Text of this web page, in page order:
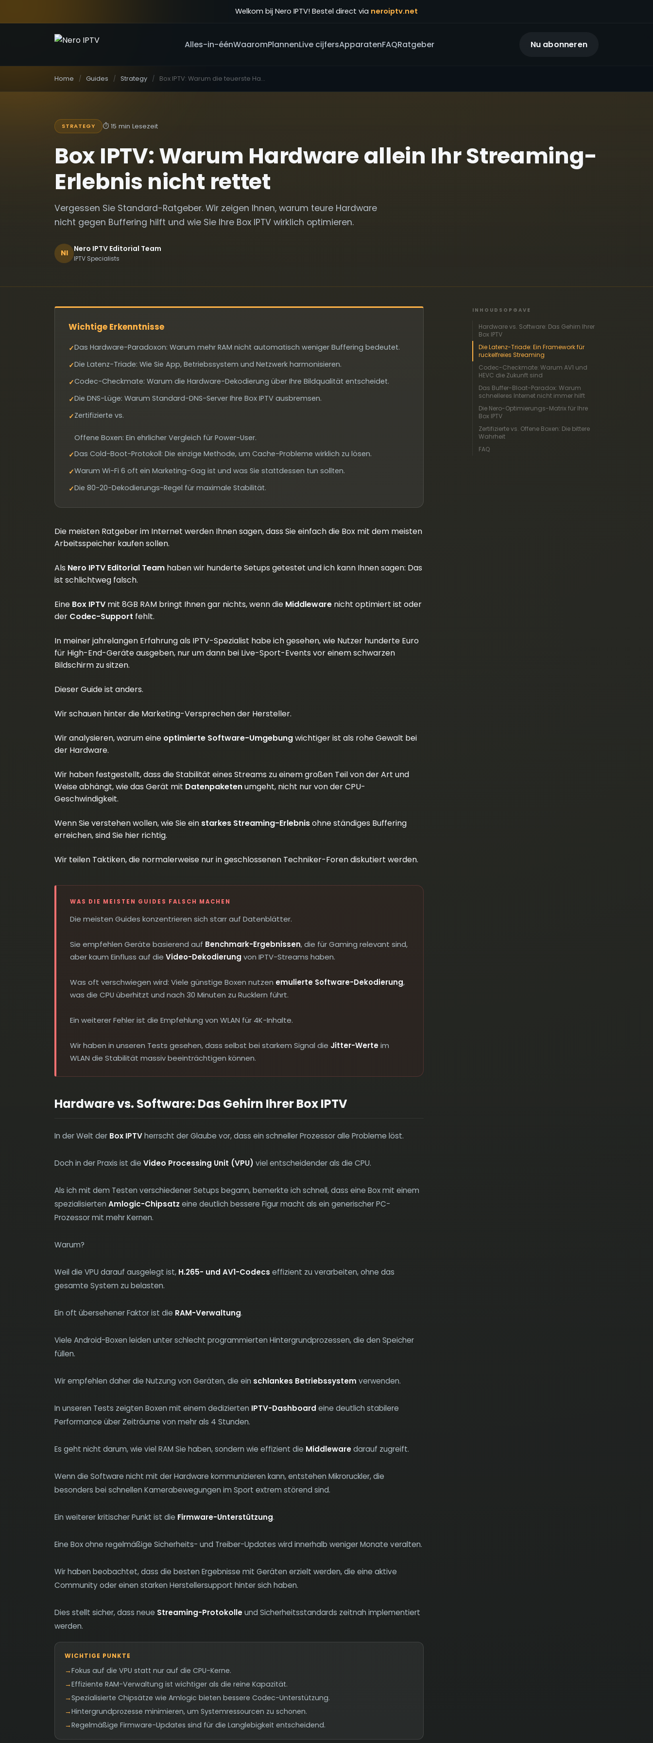
Welkom bij Nero IPTV! Bestel direct via neroiptv.net
Alles-in-éénWaaromPlannenLive cijfersApparatenFAQRatgeber Nu abonneren
Home Guides Strategy Box IPTV: Warum die teuerste Hardware oft die schlechteste Wahl ist - Der Nero IPTV Guide
STRATEGY ⏱ 15 min Lesezeit
Box IPTV: Warum Hardware allein Ihr Streaming-
Erlebnis nicht rettet
Vergessen Sie Standard-Ratgeber. Wir zeigen Ihnen, warum teure Hardware
nicht gegen Buffering hilft und wie Sie Ihre Box IPTV wirklich optimieren.
NI Nero IPTV Editorial Team
IPTV Specialists
Wichtige Erkenntnisse
✓Das Hardware-Paradoxon: Warum mehr RAM nicht automatisch weniger Buffering bedeutet.
✓Die Latenz-Triade: Wie Sie App, Betriebssystem und Netzwerk harmonisieren.
✓Codec-Checkmate: Warum die Hardware-Dekodierung über Ihre Bildqualität entscheidet.
✓Die DNS-Lüge: Warum Standard-DNS-Server Ihre Box IPTV ausbremsen.
✓Zertifizierte vs.
Offene Boxen: Ein ehrlicher Vergleich für Power-User.
✓Das Cold-Boot-Protokoll: Die einzige Methode, um Cache-Probleme wirklich zu lösen.
✓Warum Wi-Fi 6 oft ein Marketing-Gag ist und was Sie stattdessen tun sollten.
✓Die 80-20-Dekodierungs-Regel für maximale Stabilität.
Die meisten Ratgeber im Internet werden Ihnen sagen, dass Sie einfach die Box mit dem meisten
Arbeitsspeicher kaufen sollen.
Als Nero IPTV Editorial Team haben wir hunderte Setups getestet und ich kann Ihnen sagen: Das
ist schlichtweg falsch.
Eine Box IPTV mit 8GB RAM bringt Ihnen gar nichts, wenn die Middleware nicht optimiert ist oder
der Codec-Support fehlt.
In meiner jahrelangen Erfahrung als IPTV-Spezialist habe ich gesehen, wie Nutzer hunderte Euro
für High-End-Geräte ausgeben, nur um dann bei Live-Sport-Events vor einem schwarzen
Bildschirm zu sitzen.
Dieser Guide ist anders.
Wir schauen hinter die Marketing-Versprechen der Hersteller.
Wir analysieren, warum eine optimierte Software-Umgebungwichtiger ist als rohe Gewalt bei
der Hardware.
Wir haben festgestellt, dass die Stabilität eines Streams zu einem großen Teil von der Art und
Weise abhängt, wie das Gerät mit Datenpaketenumgeht, nicht nur von der CPU-
Geschwindigkeit.
Wenn Sie verstehen wollen, wie Sie ein starkes Streaming-Erlebnisohne ständiges Buffering
erreichen, sind Sie hier richtig.
Wir teilen Taktiken, die normalerweise nur in geschlossenen Techniker-Foren diskutiert werden.
WAS DIE MEISTEN GUIDES FALSCH MACHEN
Die meisten Guides konzentrieren sich starr auf Datenblätter.
Sie empfehlen Geräte basierend auf Benchmark-Ergebnissen, die für Gaming relevant sind,
aber kaum Einfluss auf die Video-Dekodierung von IPTV-Streams haben.
Was oft verschwiegen wird: Viele günstige Boxen nutzen emulierte Software-Dekodierung,
was die CPU überhitzt und nach 30 Minuten zu Rucklern führt.
Ein weiterer Fehler ist die Empfehlung von WLAN für 4K-Inhalte.
Wir haben in unseren Tests gesehen, dass selbst bei starkem Signal die Jitter-Werte im
WLAN die Stabilität massiv beeinträchtigen können.
Hardware vs. Software: Das Gehirn Ihrer Box IPTV
In der Welt der Box IPTVherrscht der Glaube vor, dass ein schneller Prozessor alle Probleme löst.
Doch in der Praxis ist die Video Processing Unit (VPU) viel entscheidender als die CPU.
Als ich mit dem Testen verschiedener Setups begann, bemerkte ich schnell, dass eine Box mit einem
spezialisierten Amlogic-Chipsatz eine deutlich bessere Figur macht als ein generischer PC-
Prozessor mit mehr Kernen.
Warum?
Weil die VPU darauf ausgelegt ist, H.265- und AV1-Codecs effizient zu verarbeiten, ohne das
gesamte System zu belasten.
Ein oft übersehener Faktor ist die RAM-Verwaltung.
Viele Android-Boxen leiden unter schlecht programmierten Hintergrundprozessen, die den Speicher
füllen.
Wir empfehlen daher die Nutzung von Geräten, die ein schlankes Betriebssystem verwenden.
In unseren Tests zeigten Boxen mit einem dedizierten IPTV-Dashboard eine deutlich stabilere
Performance über Zeiträume von mehr als 4 Stunden.
Es geht nicht darum, wie viel RAM Sie haben, sondern wie effizient die Middlewaredarauf zugreift.
Wenn die Software nicht mit der Hardware kommunizieren kann, entstehen Mikroruckler, die
besonders bei schnellen Kamerabewegungen im Sport extrem störend sind.
Ein weiterer kritischer Punkt ist die Firmware-Unterstützung.
Eine Box ohne regelmäßige Sicherheits- und Treiber-Updates wird innerhalb weniger Monate veralten.
Wir haben beobachtet, dass die besten Ergebnisse mit Geräten erzielt werden, die eine aktive
Community oder einen starken Herstellersupport hinter sich haben.
Dies stellt sicher, dass neue Streaming-Protokolleund Sicherheitsstandards zeitnah implementiert
werden.
WICHTIGE PUNKTE
→Fokus auf die VPU statt nur auf die CPU-Kerne.
→Effiziente RAM-Verwaltung ist wichtiger als die reine Kapazität.
→Spezialisierte Chipsätze wie Amlogic bieten bessere Codec-Unterstützung.
→Hintergrundprozesse minimieren, um Systemressourcen zu schonen.
→Regelmäßige Firmware-Updates sind für die Langlebigkeit entscheidend.
INHOUDSOPGAVE
Hardware vs. Software: Das Gehirn Ihrer
Box IPTV
Die Latenz-Triade: Ein Framework für
ruckelfreies Streaming
Codec-Checkmate: Warum AV1 und
HEVC die Zukunft sind
Das Buffer-Bloat-Paradox: Warum
schnelleres Internet nicht immer hilft
Die Nero-Optimierungs-Matrix für Ihre
Box IPTV
Zertifizierte vs. Offene Boxen: Die bittere
Wahrheit
FAQ